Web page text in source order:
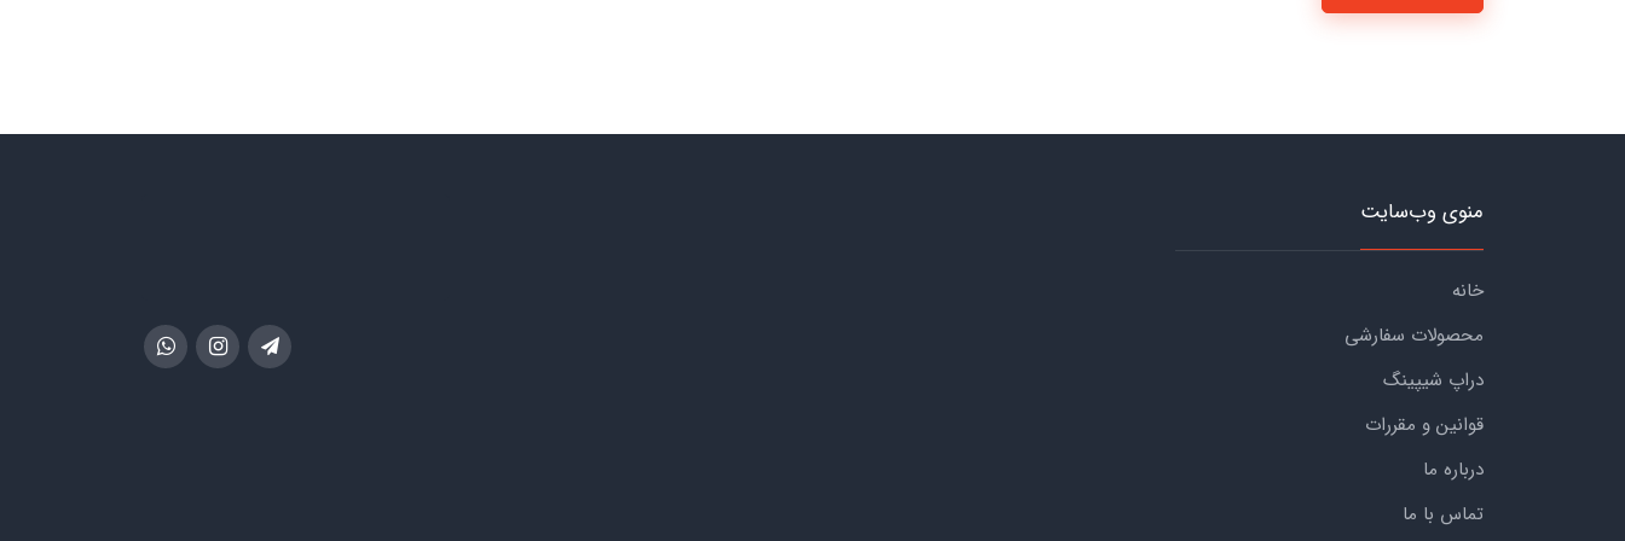
منوی وب‌سایت
خانه
محصولات سفارشی
دراپ شیپینگ
قوانین و مقررات
درباره ما
تماس با ما